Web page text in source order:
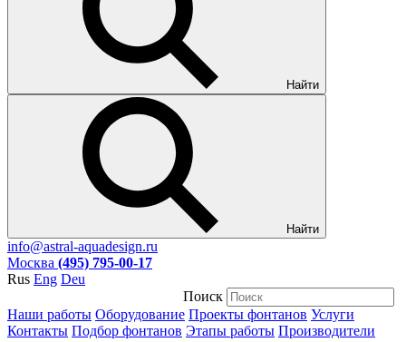
Найти
Найти
info@astral-aquadesign.ru
Москва (495) 795-00-17
Rus Eng Deu
Поиск
Наши работы Оборудование Проекты фонтанов Услуги
Контакты Подбор фонтанов Этапы работы Производители